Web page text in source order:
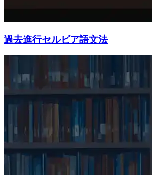
過去進行セルビア語文法